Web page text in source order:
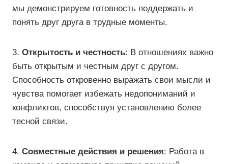
мы демонстрируем готовность поддержать и
понять друг друга в трудные моменты.
3. Открытость и честность: В отношениях важно
быть открытым и честным друг с другом.
Способность откровенно выражать свои мысли и
чувства помогает избежать недопониманий и
конфликтов, способствуя установлению более
тесной связи.
4. Совместные действия и решения: Работа в